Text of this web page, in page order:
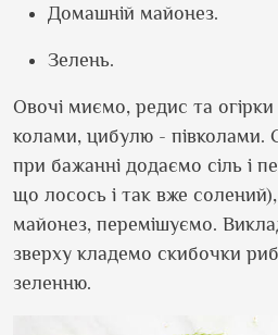
Домашній майонез.
Зелень.
Овочі миємо, редис та
колами, цибулю - півколами.
при бажанні додаємо сіль і
що лосось і так вже
майонез, перемішуємо.
зверху кладемо скибочки
зеленню.